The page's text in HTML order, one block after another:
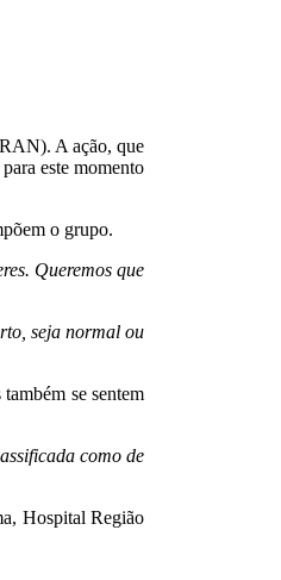
A ação, que
este momento
o grupo.
Queremos que
seja normal ou
se sentem
como de
Hospital Região